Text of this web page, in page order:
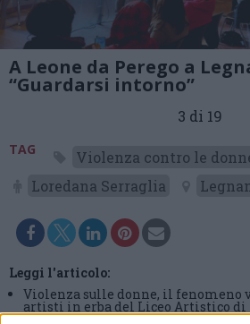
A Leone da Perego a
“Guardarsi intorno”
3 di 19
TAG
Violenza contro le
Loredana Serraglia
Leggi l'articolo:
Violenza sulle donne, il fenomeno
artisti in erba del Liceo Artistico di